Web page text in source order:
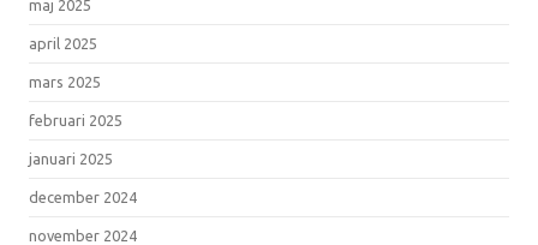
maj 2025
april 2025
mars 2025
februari 2025
januari 2025
december 2024
november 2024